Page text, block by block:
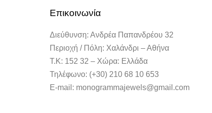
Επικοινωνία
Διεύθυνση: Ανδρέα Παπανδρέου 32
Περιοχή / Πόλη: Χαλάνδρι – Αθήνα
Τ.Κ: 152 32 – Χώρα: Ελλάδα
Τηλέφωνο: (+30) 210 68 10 653
E-mail: monogrammajewels@gmail.com